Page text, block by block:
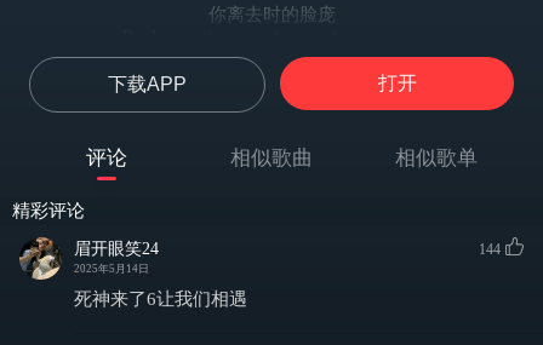
你离去时的脸庞
但我想我们的故事就这样开始了
You always smile
你总是微笑
但在你的眼里掩饰不住忧伤，是的，是这样子
when I had you there, but then I let you go
下载APP 打开
评论 相似歌曲 相似歌单
精彩评论
眉开眼笑24
2025年5月14日
144
死神来了6让我们相遇